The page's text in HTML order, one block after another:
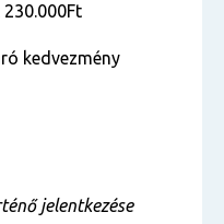
kedvezmény
jelentkezése